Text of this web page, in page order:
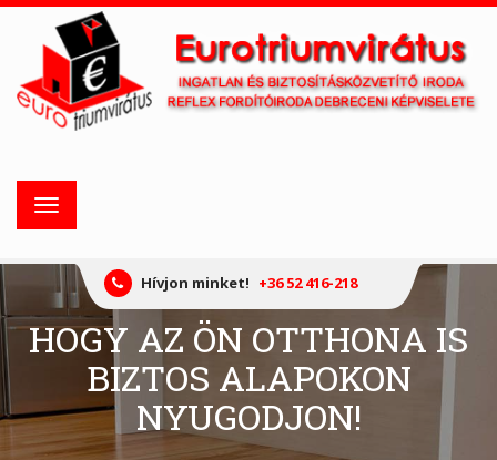
Toggle
navigation
Hívjon minket! +36 52 416-218
HOGY AZ ÖN OTTHONA IS
BIZTOS ALAPOKON
NYUGODJON!